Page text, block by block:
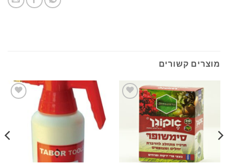
קשורים
הוסף
לרשימת
המשאלות
הוסף
לרשימת
המשאלות